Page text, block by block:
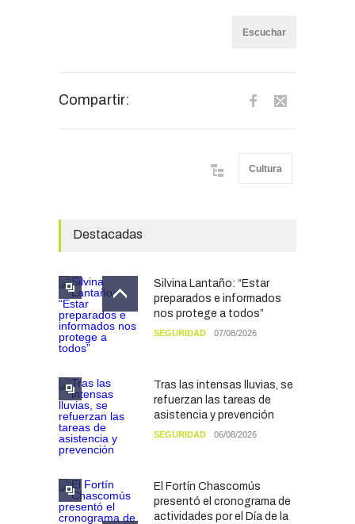
Escuchar
Compartir:
Cultura
Destacadas
Silvina Lantaño: “Estar
preparados e informados
nos protege a todos”
SEGURIDAD 07/08/2026
Tras las intensas lluvias, se
refuerzan las tareas de
asistencia y prevención
SEGURIDAD 06/08/2026
El Fortín Chascomús
presentó el cronograma de
actividades por el Día de la